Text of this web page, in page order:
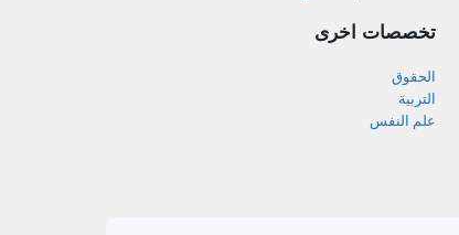
تخصصات اخرى
الحقوق
التربية
علم النفس